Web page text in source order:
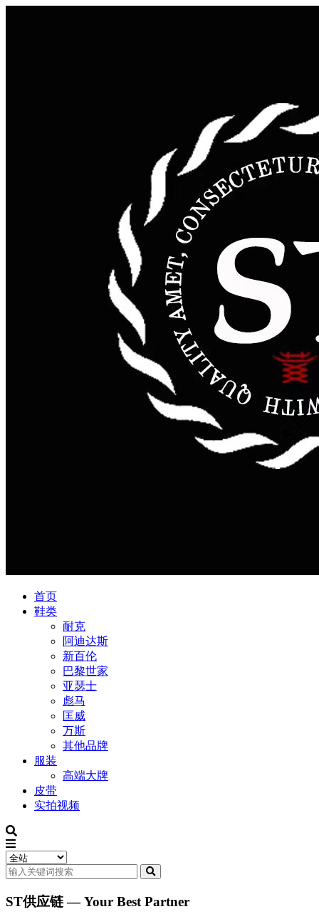
首页
鞋类
耐克
阿迪达斯
新百伦
巴黎世家
亚瑟士
彪马
匡威
万斯
其他品牌
服装
高端大牌
皮带
实拍视频
ST供应链 — Your Best Partner